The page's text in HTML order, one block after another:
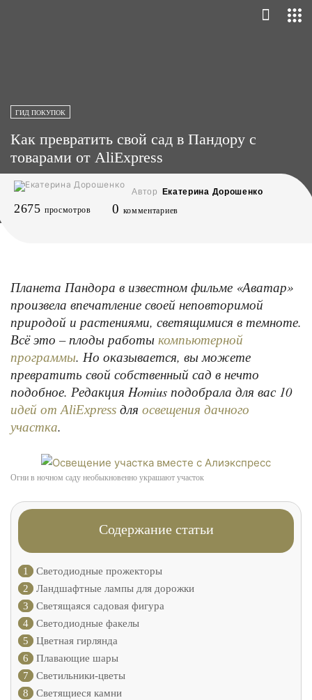
ГИД ПОКУПОК
Как превратить свой сад в Пандору с
товарами от AliExpress
Автор Екатерина Дорошенко
2675 просмотров 0 комментариев
Планета Пандора в известном фильме «Аватар»
произвела впечатление своей неповторимой
природой и растениями, светящимися в темноте.
Всё это – плоды работы компьютерной
программы. Но оказывается, вы можете
превратить свой собственный сад в нечто
подобное. Редакция Homius подобрала для вас 10
идей от AliExpress для освещения дачного
участка.
Огни в ночном саду необыкновенно украшают участок
Содержание статьи
1
Светодиодные прожекторы
2
Ландшафтные лампы для дорожки
3
Светящаяся садовая фигура
4
Светодиодные факелы
5
Цветная гирлянда
6
Плавающие шары
7
Светильники-цветы
8
Светящиеся камни